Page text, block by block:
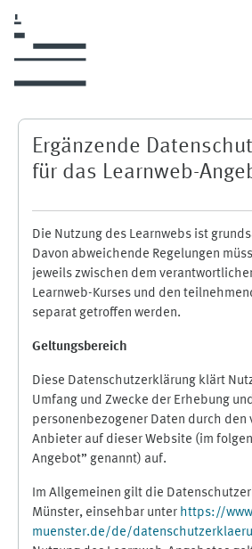
Ergänzende
für das Learnweb-
Die Nutzung des Learnwebs ist
Davon abweichende Regelungen
jeweils zwischen dem
Learnweb-Kurses und den
separat getroffen werden.
Geltungsbereich
Diese Datenschutzerklärung klärt
Umfang und Zwecke der Erhebung
personenbezogener Daten durch den
Anbieter auf dieser Website (im
Angebot” genannt) auf.
Im Allgemeinen gilt die
Münster, einsehbar unter https://
muenster.de/de/